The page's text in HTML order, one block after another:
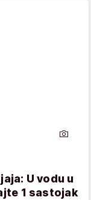
U vodu u
1 sastojak